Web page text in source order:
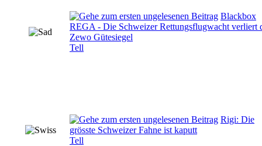
Blackbox
REGA - Die Schweizer Rettungsflugwacht verliert
Zewo Gütesiegel
Tell
Rigi: Die
grösste Schweizer Fahne ist kaputt
Tell